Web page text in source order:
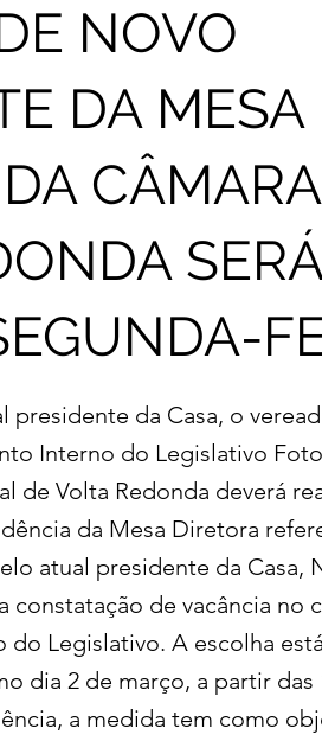
NOVO
DA MESA
da Casa, o
Interno do Legislativo
de Volta Redonda deverá
da Mesa Diretora
atual presidente da Casa,
constatação de vacância no
Legislativo. A escolha
dia 2 de março, a partir das
a medida tem como